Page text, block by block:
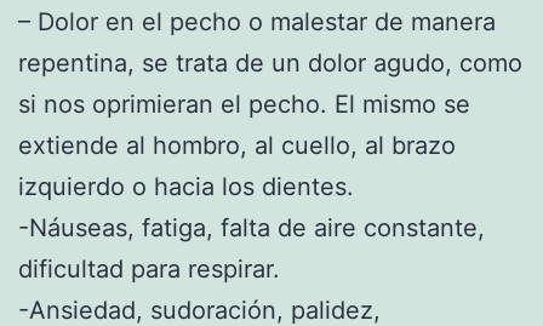
– Dolor en el pecho o malestar de manera
repentina, se trata de un dolor agudo, como
si nos oprimieran el pecho. El mismo se
extiende al hombro, al cuello, al brazo
izquierdo o hacia los dientes.
-Náuseas, fatiga, falta de aire constante,
dificultad para respirar.
-Ansiedad, sudoración, palidez,